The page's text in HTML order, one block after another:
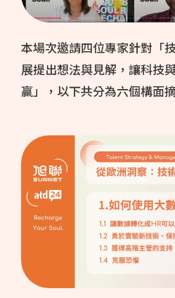
本場次邀請四位專家針對「
展提出想法與見解，讓科技
贏」，以下共分為六個構面